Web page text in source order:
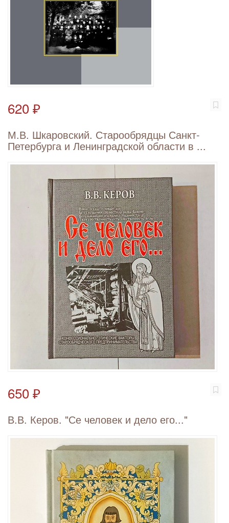
620 ₽
М.В. Шкаровский. Старообрядцы Санкт-
Петербурга и Ленинградской области в ...
650 ₽
В.В. Керов. "Се человек и дело его..."